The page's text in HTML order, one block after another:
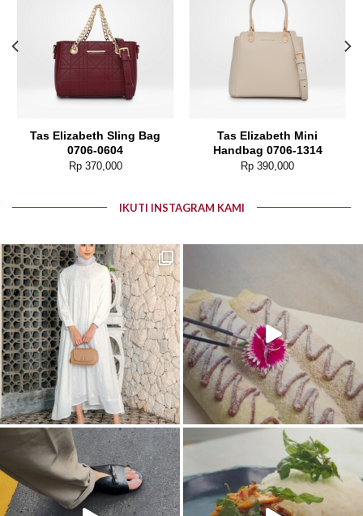
Tas Elizabeth Sling Bag
0706-0604
Rp370,000
Tas Elizabeth Mini
Handbag 0706-1314
Rp 390,000
IKUTI INSTAGRAM KAMI